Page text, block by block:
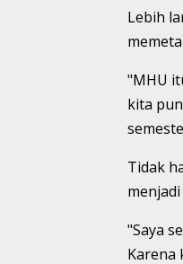
Lebih
"MHU
kita
Tidak
"Saya
Karena